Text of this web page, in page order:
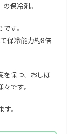
保冷剤。
す。
保冷能力約8倍
を保つ、おしぼ
です。
。